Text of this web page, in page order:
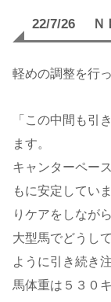
22/7/26 Ｎ
軽めの調整を行
「この中間も引
ます。
キャンターペー
もに安定してい
りケアをしなが
大型馬でどうし
ように引き続き
馬体重は５３０